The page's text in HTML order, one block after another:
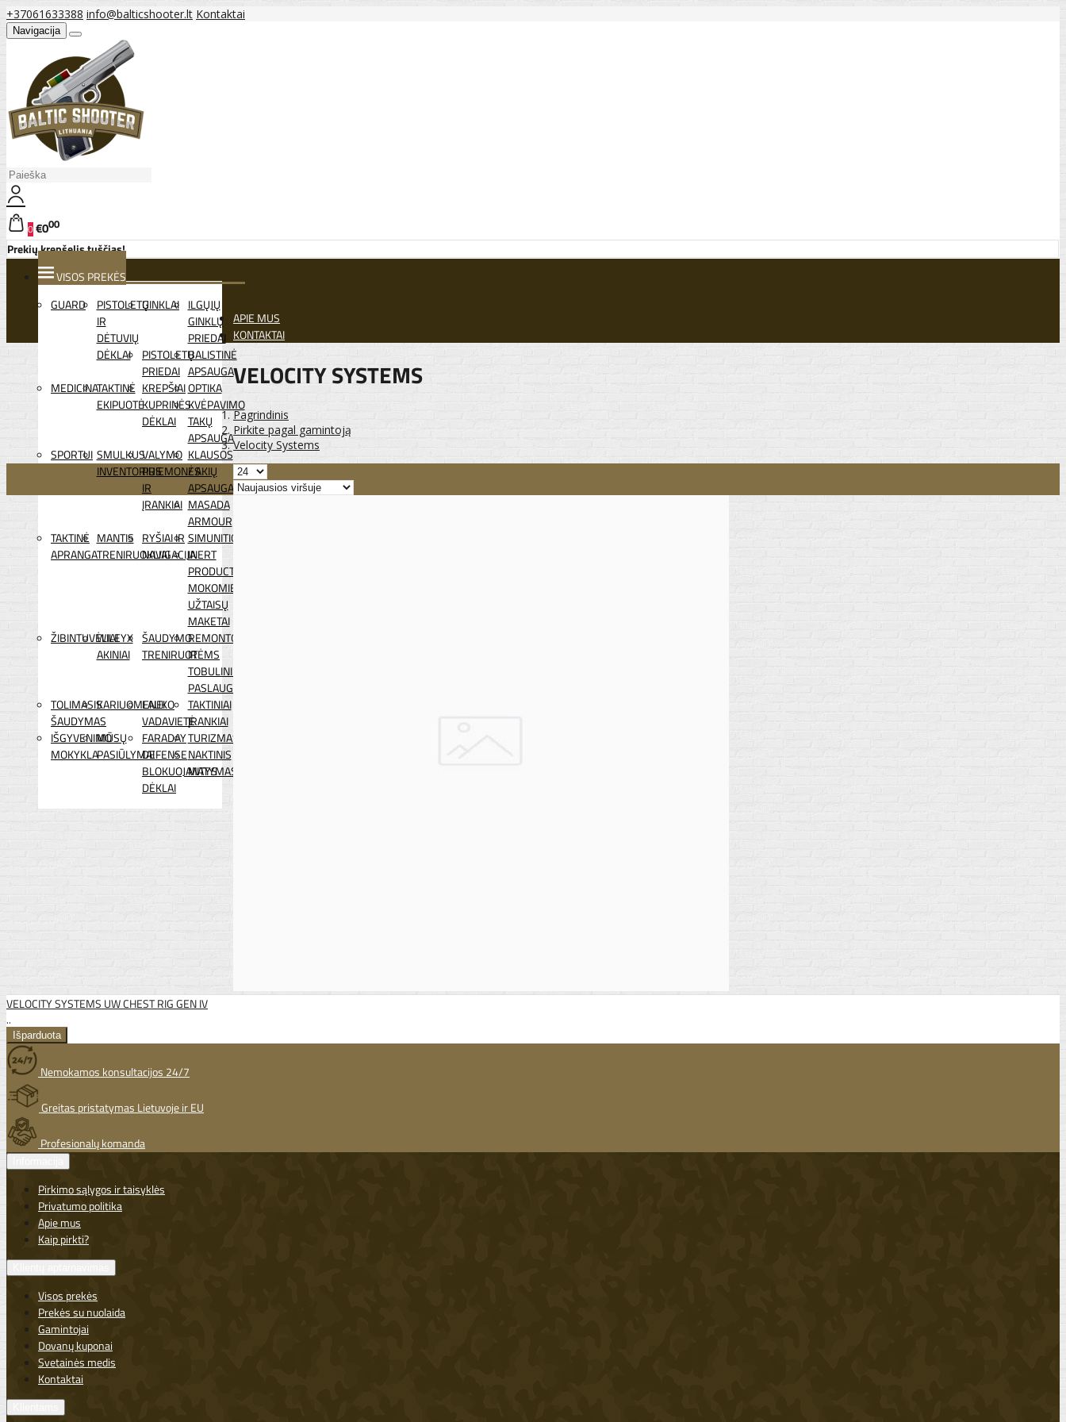
+37061633388 info@balticshooter.lt Kontaktai
Navigacija
0€000
Prekių krepšelis tuščias!
VISOS PREKĖS
GUARD
PISTOLETŲ
IR
DĖTUVIŲ
DĖKLAI
GINKLAI ILGŲJŲ
GINKLŲ
PRIEDAI
PISTOLETŲ
PRIEDAI
BALISTINĖ
APSAUGA
MEDICINATAKTINĖ
EKIPUOTĖ
KREPŠIAI
KUPRINĖS
DĖKLAI
OPTIKA
KVĖPAVIMO
TAKŲ
APSAUGA
SPORTUI SMULKUS
INVENTORIUS
VALYMO
PRIEMONĖS
IR
ĮRANKIAI
KLAUSOS
/ AKIŲ
APSAUGA
MASADA
ARMOUR
TAKTINĖ
APRANGA
MANTIS
TRENIRUOKLIAI
RYŠIAI IR
NAVIGACIJA
SIMUNITION
INERT
PRODUCTS
MOKOMIEJI
UŽTAISŲ
MAKETAI
ŽIBINTUVĖLIAI
WILEYX
AKINIAI
ŠAUDYMO
TRENIRUOTĖMS
REMONTO
IR
TOBULINIMO
PASLAUGOS
TOLIMASIS
ŠAUDYMAS
KARIUOMENEI
LAUKO
VADAVIETĖ
TAKTINIAI
ĮRANKIAI
IŠGYVENIMO
MOKYKLA
MŪSŲ
PASIŪLYMAI
FARADAY
DEFENSE
BLOKUOJANTYS
DĖKLAI
TURIZMAS
NAKTINIS
MATYMAS
APIE MUS
KONTAKTAI
VELOCITY SYSTEMS
Pagrindinis
Pirkite pagal gamintoją
Velocity Systems
VELOCITY SYSTEMS UW CHEST RIG GEN IV
..
Nemokamos konsultacijos 24/7
Greitas pristatymas Lietuvoje ir EU
Profesionalų komanda
Pirkimo sąlygos ir taisyklės
Privatumo politika
Apie mus
Kaip pirkti?
Visos prekės
Prekės su nuolaida
Gamintojai
Dovanų kuponai
Svetainės medis
Kontaktai